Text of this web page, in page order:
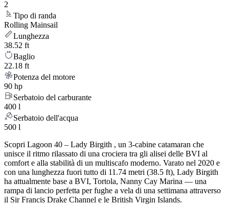
2
Tipo di randa
Rolling Mainsail
Lunghezza
38.52 ft
Baglio
22.18 ft
Potenza del motore
90 hp
Serbatoio del carburante
400 l
Serbatoio dell'acqua
500 l
Scopri Lagoon 40 – Lady Birgith , un 3-cabine catamaran che
unisce il ritmo rilassato di una crociera tra gli alisei delle BVI al
comfort e alla stabilità di un multiscafo moderno. Varato nel 2020 e
con una lunghezza fuori tutto di 11.74 metri (38.5 ft), Lady Birgith
ha attualmente base a BVI, Tortola, Nanny Cay Marina — una
rampa di lancio perfetta per fughe a vela di una settimana attraverso
il Sir Francis Drake Channel e le British Virgin Islands.